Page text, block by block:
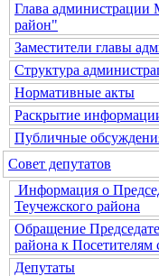
Глава
район"
Заместители главы
Структура
Нормативные акты
Раскрытие
Публичные
Совет депутатов
Информация о
Теучежского района
Обращение
района к Посетителям
Депутаты